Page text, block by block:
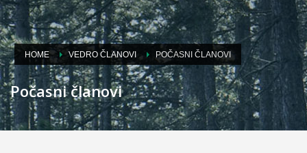
HOME VEDRO ČLANOVI POČASNI ČLANOVI
Počasni članovi